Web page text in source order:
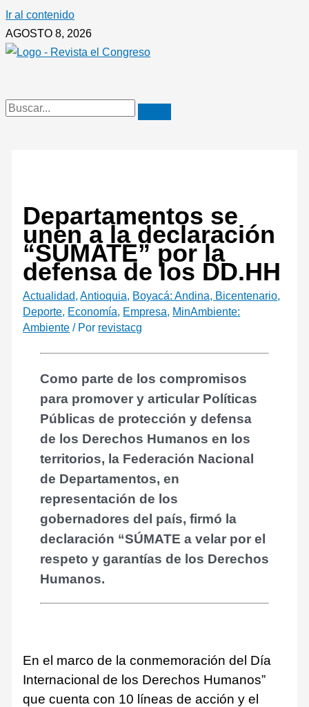
Ir al contenido
AGOSTO 8, 2026
Departamentos se
unen a la declaración
“SÚMATE” por la
defensa de los DD.HH
Actualidad,Antioquia, Boyacá: Andina, Bicentenario,
Deporte, Economía, Empresa, MinAmbiente:
Ambiente / Por revistacg
Como parte de los compromisos
para promover y articular Políticas
Públicas de protección y defensa
de los Derechos Humanos en los
territorios, la Federación Nacional
de Departamentos, en
representación de los
gobernadores del país, firmó la
declaración “SÚMATE a velar por el
respeto y garantías de los Derechos
Humanos.
En el marco de la conmemoración del Día
Internacional de los Derechos Humanos”
que cuenta con 10 líneas de acción y el